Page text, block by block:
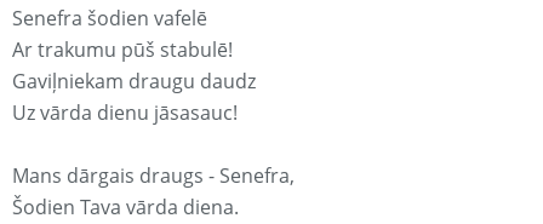
Senefra šodien vafelē
Ar trakumu pūš stabulē!
Gaviļniekam draugu daudz
Uz vārda dienu jāsasauc!
Mans dārgais draugs - Senefra,
Šodien Tava vārda diena.